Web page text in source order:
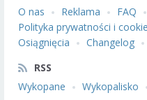
O nas
Reklama FAQ
Polityka prywatności i
Osiągnięcia
Changelog
RSS
Wykopane
Wykopalisko